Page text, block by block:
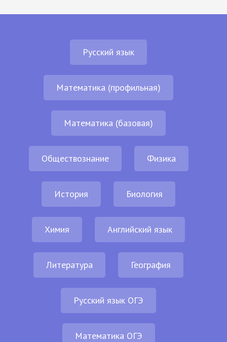
Русский язык
Математика (профильная)
Математика (базовая)
Обществознание Физика
История Биология
Химия Английский язык
Литература География
Русский язык ОГЭ
Математика ОГЭ